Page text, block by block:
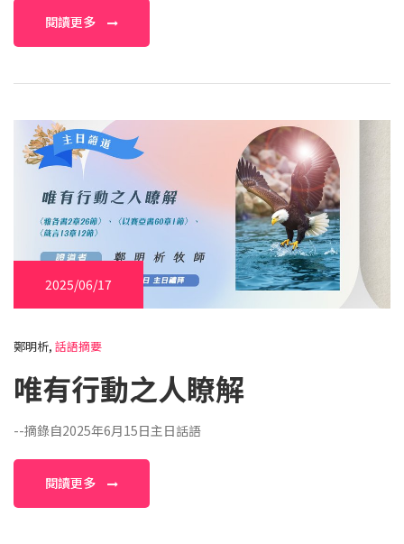
閱讀更多
2025/06/17
鄭明析, 話語摘要
唯有行動之人瞭解
--摘錄自2025年6月15日主日話語
閱讀更多